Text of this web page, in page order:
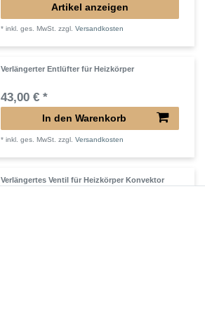
Artikel anzeigen
*inkl. ges. MwSt. zzgl.Versandkosten
Verlängerter Entlüfter für Heizkörper
43,00 € *
In den Warenkorb
*inkl. ges. MwSt. zzgl.Versandkosten
Verlängertes Ventil für Heizkörper Konvektor